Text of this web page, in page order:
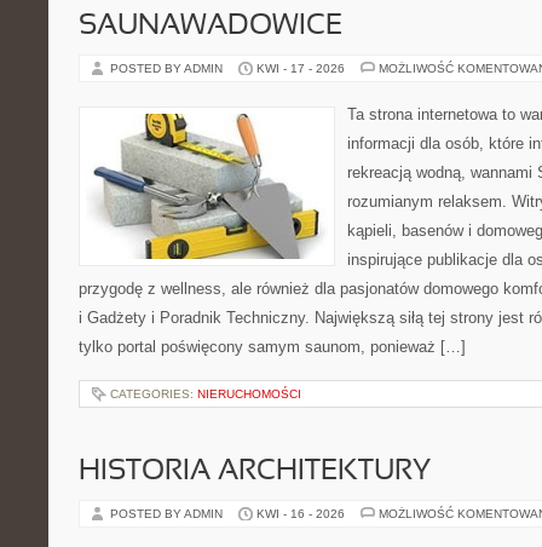
SAUNAWADOWICE
POSTED BY ADMIN KWI - 17 - 2026 MOŻLIWOŚĆ
Ta strona internetowa to
informacji dla osób, które
rekreacją wodną, wannami
rozumianym relaksem.
kąpieli, basenów i
inspirujące publikacje dla
przygodę z wellness, ale również dla pasjonatów domowego
i Gadżety i Poradnik Techniczny. Największą siłą tej strony jest
tylko portal poświęcony samym saunom, ponieważ […]
CATEGORIES: NIERUCHOMOŚCI
HISTORIA ARCHITEKTURY
POSTED BY ADMIN KWI - 16 - 2026 MOŻLIWOŚĆ